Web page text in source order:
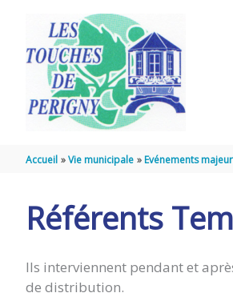
Accueil Vie municipale Evénements
Référents
Ils interviennent pendant et
de distribution.